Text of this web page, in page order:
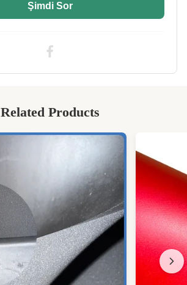
özelleştirilmiş
1mm beyaz neopren kumaş
Şimdi Sor
Related Products